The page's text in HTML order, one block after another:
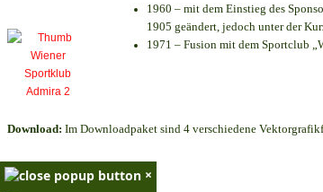
1960 – mit dem Einstieg des
1905 geändert, jedoch unter der
1971 – Fusion mit dem Sportclub
Download: Im Downloadpaket sind 4 verschiedene
×